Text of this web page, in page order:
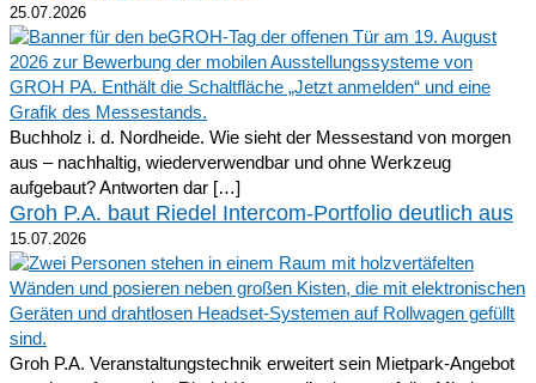
25.07.2026
Buchholz i. d. Nordheide. Wie sieht der Messestand von morgen
aus – nachhaltig, wiederverwendbar und ohne Werkzeug
aufgebaut? Antworten dar […]
Groh P.A. baut Riedel Intercom-Portfolio deutlich aus
15.07.2026
Groh P.A. Veranstaltungstechnik erweitert sein Mietpark-Angebot